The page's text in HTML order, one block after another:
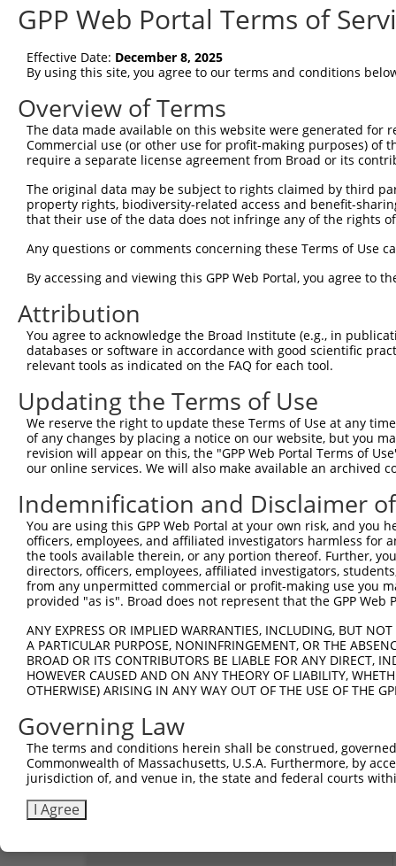
GPP Web Portal Terms of
Effective Date: December 8, 2025
By using this site, you agree to our terms and conditions
Overview of Terms
The data made available on this website were generated
Commercial use (or other use for profit-making purposes) of
require a separate license agreement from Broad or its
The original data may be subject to rights claimed by third
property rights, biodiversity-related access and benefit-
that their use of the data does not infringe any of the rights
Any questions or comments concerning these Terms of Use
By accessing and viewing this GPP Web Portal, you agree to
Attribution
You agree to acknowledge the Broad Institute (e.g., in
databases or software in accordance with good scientific
relevant tools as indicated on the FAQ for each tool.
Updating the Terms of Use
We reserve the right to update these Terms of Use at any
of any changes by placing a notice on our website, but you
revision will appear on this, the "GPP Web Portal Terms of
our online services. We will also make available an archived
Indemnification and Disclaimer
You are using this GPP Web Portal at your own risk, and
officers, employees, and affiliated investigators harmless for
the tools available therein, or any portion thereof. Further,
directors, officers, employees, affiliated investigators,
from any unpermitted commercial or profit-making use you
provided "as is". Broad does not represent that the GPP
ANY EXPRESS OR IMPLIED WARRANTIES, INCLUDING, BUT
A PARTICULAR PURPOSE, NONINFRINGEMENT, OR THE
BROAD OR ITS CONTRIBUTORS BE LIABLE FOR ANY DIRECT,
HOWEVER CAUSED AND ON ANY THEORY OF LIABILITY,
OTHERWISE) ARISING IN ANY WAY OUT OF THE USE OF THE
Governing Law
The terms and conditions herein shall be construed,
Commonwealth of Massachusetts, U.S.A. Furthermore, by
jurisdiction of, and venue in, the state and federal courts
I Agree